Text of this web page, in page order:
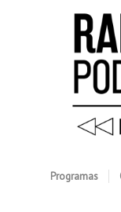
Programas